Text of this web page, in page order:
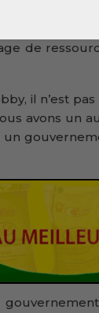
de
de
il n’est
avons un